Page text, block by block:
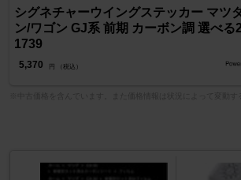
シグネチャーウイングステッカー マツ
ン/ワゴン GJ系 前期 カーボン調 選べる
1739
5,370 円 （税込）